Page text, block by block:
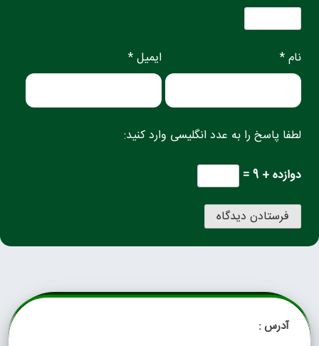
نام * ایمیل *
لطفا پاسخ را به عدد انگلیسی وارد کنید:
دوازده + 9 =
آدرس :